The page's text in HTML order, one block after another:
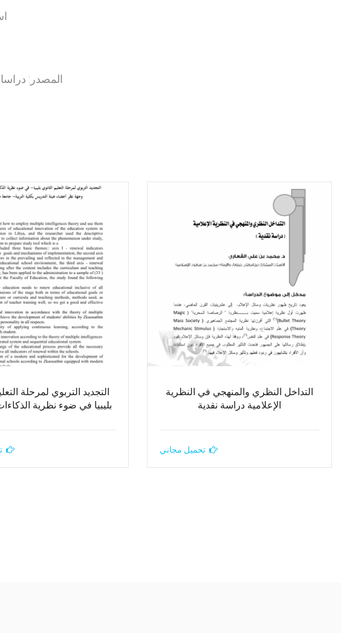
المصدر:
التداخل النظري والمنهجي في النظرية
الإعلامية دراسة نقدية
تحميل مجاني
التجديد التربوي لمرحلة
بليبيا في ضوء نظرية